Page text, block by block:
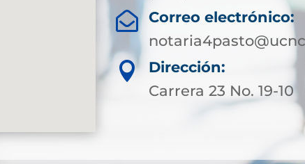

Correo electrónico:

Dirección:
Carrera 23 No. 19-10